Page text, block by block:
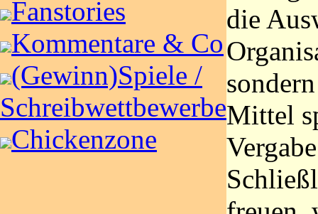
Fanstories
Kommentare & Co
(Gewinn)Spiele /
Schreibwettbewerbe
Chickenzone
die
Mittel